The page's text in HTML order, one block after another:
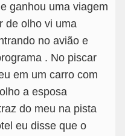
ganhou uma viagem
de olho vi uma
no avião e
. No piscar
em um carro com
a esposa
do meu na pista
eu disse que o